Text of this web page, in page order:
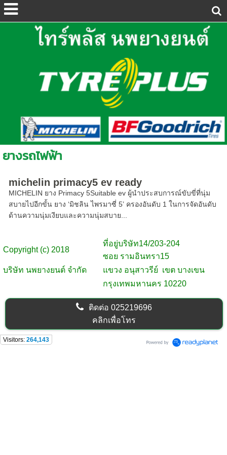
ยางรถไฟฟ้า
michelin primacy5 ev ready
MICHELIN ยาง Primacy 5Suitable ev ผู้นำประสบการณ์ขับขี่ที่นุ่ม
สบายไปอีกขั้น ยาง ‘มิชลิน ไพรมาซี่ 5’ ครองอันดับ 1 ในการจัดอันดับ
ด้านความนุ่มเงียบและความนุ่มสบาย...
Copyright (c) 2018
ที่อยู่บริษัท14/203-204
ซอย รามอินทรา15
บริษัท นพยางยนต์ จำกัด
แขวง อนุสาวรีย์ เขต บางเขน
กรุงเทพมหานคร 10220
ติดต่อ 025219696
คลิกเพื่อโทร
Visitors: 264,143